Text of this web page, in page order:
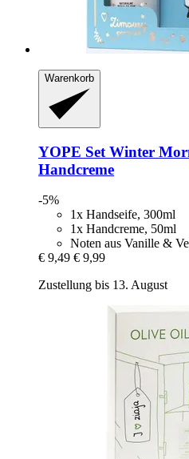
Warenkorb
YOPE Set Winter
Handcreme
-5%
1x Handseife, 300ml
1x Handcreme, 50ml
Noten aus Vanille &
€ 9,49 € 9,99
Zustellung bis 13. August